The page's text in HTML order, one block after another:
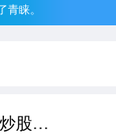
睐。
期货配资监管 炒股配资代理：助你资金倍增，投资无忧